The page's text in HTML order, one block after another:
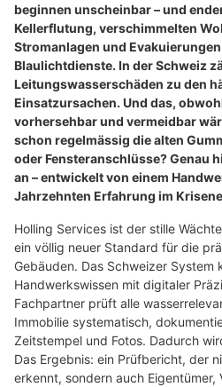
beginnen unscheinbar – und
Kellerflutung, verschimmelten
Stromanlagen und
Blaulichtdienste. In der Schweiz
Leitungswasserschäden zu den
Einsatzursachen. Und das,
vorhersehbar und vermeidbar
schon regelmässig die alten
oder Fensteranschlüsse? Genau
an – entwickelt von einem
Jahrzehnten Erfahrung im
Holling Services ist der stille
ein völlig neuer Standard für die
Gebäuden. Das Schweizer System
Handwerkswissen mit digitaler
Fachpartner prüft alle
Immobilie systematisch,
Zeitstempel und Fotos. Dadurch
Das Ergebnis: ein Prüfbericht, der
erkennt, sondern auch Eigentümer,